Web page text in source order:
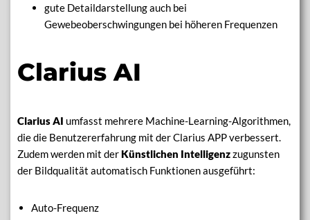
gute Detaildarstellung auch bei
Gewebeoberschwingungen bei höheren Frequenzen
Clarius AI
Clarius AI umfasst mehrere Machine-Learning-Algorithmen,
die die Benutzererfahrung mit der Clarius APP verbessert.
Zudem werden mit derKünstlichen Intelligenzzugunsten
der Bildqualität automatisch Funktionen ausgeführt:
Auto-Frequenz